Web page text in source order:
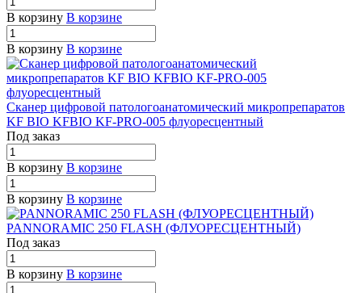
В корзину В корзине
В корзину В корзине
Сканер цифровой патологоанатомический микропрепаратов
KF BIO KFBIO KF-PRO-005 флуоресцентный
Под заказ
В корзину В корзине
В корзину В корзине
PANNORAMIC 250 FLASH (ФЛУОРЕСЦЕНТНЫЙ)
Под заказ
В корзину В корзине